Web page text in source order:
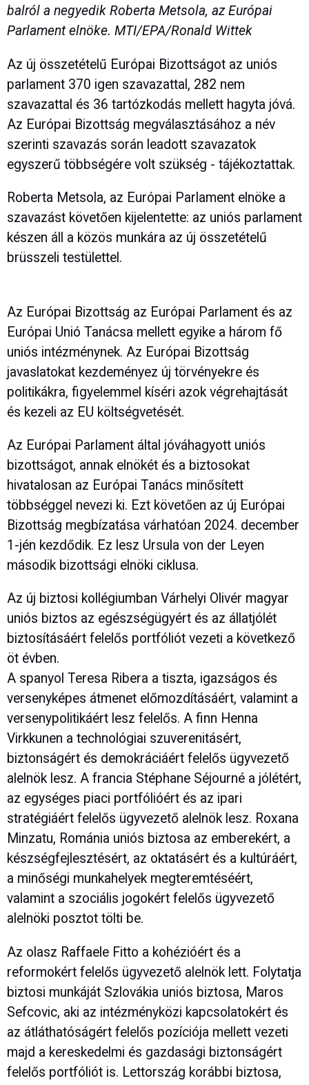
balról a negyedik Roberta Metsola, az Európai
Parlament elnöke. MTI/EPA/Ronald Wittek
Az új összetételű Európai Bizottságot az uniós
parlament 370 igen szavazattal, 282 nem
szavazattal és 36 tartózkodás mellett hagyta jóvá.
Az Európai Bizottság megválasztásához a név
szerinti szavazás során leadott szavazatok
egyszerű többségére volt szükség - tájékoztattak.
Roberta Metsola, az Európai Parlament elnöke a
szavazást követően kijelentette: az uniós parlament
készen áll a közös munkára az új összetételű
brüsszeli testülettel.
Az Európai Bizottság az Európai Parlament és az
Európai Unió Tanácsa mellett egyike a három fő
uniós intézménynek. Az Európai Bizottság
javaslatokat kezdeményez új törvényekre és
politikákra, figyelemmel kíséri azok végrehajtását
és kezeli az EU költségvetését.
Az Európai Parlament által jóváhagyott uniós
bizottságot, annak elnökét és a biztosokat
hivatalosan az Európai Tanács minősített
többséggel nevezi ki. Ezt követően az új Európai
Bizottság megbízatása várhatóan 2024. december
1-jén kezdődik. Ez lesz Ursula von der Leyen
második bizottsági elnöki ciklusa.
Az új biztosi kollégiumban Várhelyi Olivér magyar
uniós biztos az egészségügyért és az állatjólét
biztosításáért felelős portfóliót vezeti a következő
öt évben.
A spanyol Teresa Ribera a tiszta, igazságos és
versenyképes átmenet előmozdításáért, valamint a
versenypolitikáért lesz felelős. A finn Henna
Virkkunen a technológiai szuverenitásért,
biztonságért és demokráciáért felelős ügyvezető
alelnök lesz. A francia Stéphane Séjourné a jólétért,
az egységes piaci portfólióért és az ipari
stratégiáért felelős ügyvezető alelnök lesz. Roxana
Minzatu, Románia uniós biztosa az emberekért, a
készségfejlesztésért, az oktatásért és a kultúráért,
a minőségi munkahelyek megteremtéséért,
valamint a szociális jogokért felelős ügyvezető
alelnöki posztot tölti be.
Az olasz Raffaele Fitto a kohézióért és a
reformokért felelős ügyvezető alelnök lett. Folytatja
biztosi munkáját Szlovákia uniós biztosa, Maros
Sefcovic, aki az intézményközi kapcsolatokért és
az átláthatóságért felelős pozíciója mellett vezeti
majd a kereskedelmi és gazdasági biztonságért
felelős portfóliót is. Lettország korábbi biztosa,